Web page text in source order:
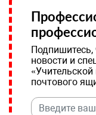
новости и
почтового